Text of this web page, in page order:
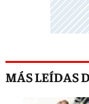
MÁS LEÍDAS